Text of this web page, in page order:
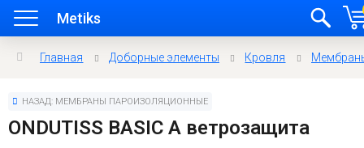
Metiks
Главная Доборные элементы Кровля
НАЗАД: МЕМБРАНЫ ПАРОИЗОЛЯЦИОННЫЕ
ONDUTISS BASIC A ветрозащита